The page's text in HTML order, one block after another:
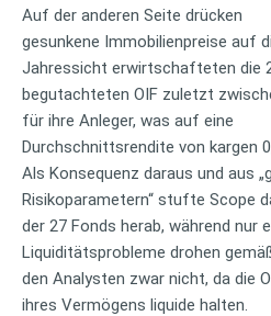
Auf der anderen Seite drücken
gesunkene Immobilienpreise auf
Jahressicht erwirtschafteten die
begutachteten OIF zuletzt
für ihre Anleger, was auf eine
Durchschnittsrendite von kargen
Als Konsequenz daraus und aus
Risikoparametern“ stufte Scope
der 27 Fonds herab, während nur
Liquiditätsprobleme drohen
den Analysten zwar nicht, da die
ihres Vermögens liquide halten.